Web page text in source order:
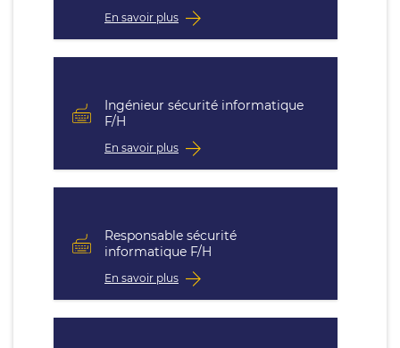
En savoir plus
Ingénieur sécurité informatique
F/H
En savoir plus
Responsable sécurité
informatique F/H
En savoir plus